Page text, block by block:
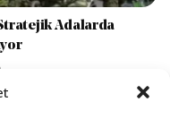
Adalarda
Türkiye'ye yakın Adalar